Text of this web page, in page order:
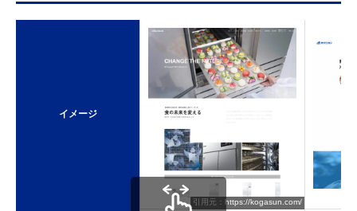
イメージ
引用元：https://kogasun.com/